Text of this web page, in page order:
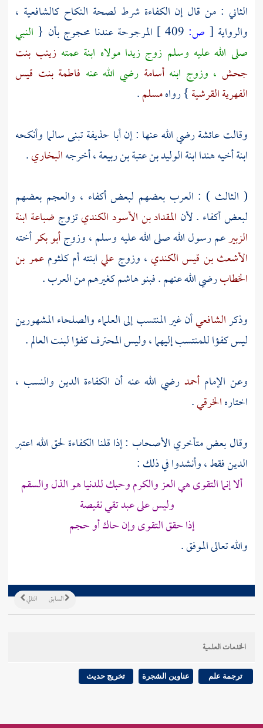
الثاني : من قال إن الكفاءة شرط لصحة النكاح كالشافعية ،
والرواية [ ص: المرجوحة عندنا محجوج بأن { النبي
صلى الله عليه وسلم زوج زيدامولاه ابنة عمتهزينب بنت
جحش ، وزوج ابنهأسامة رضي الله عنه فاطمة بنت قيس
الفهرية القرشية} رواهمسلم.
وقالتعائشةرضي الله عنها : إنأبا حذيفةتبنىسالما وأنكحه
ابنة أخيههندا ابنة الوليد بن عتبة بن ربيعة، أخرجهالبخاري.
( الثالث ) : العرب بعضهم لبعض أكفاء ، والعجم بعضهم
لبعض أكفاء . لأن المقداد بن الأسود الكنديتزوج ضباعة ابنة
الزبيرعم رسول الله صلى الله عليه وسلم ، وزوجأبو بكرأخته
الأشعث بن قيس الكندي ، وزوج عليابنتهأم كلثومعمر بن
الخطابرضي الله عنهم .فبنو هاشمكغيرهم من العرب .
وذكرالشافعيأن غير المنتسب إلى العلماء والصلحاء المشهورين
ليس كفؤا للمنتسب إليهما ، وليس المحترف كفؤا لبنت العالم .
وعن الإمامأحمدرضي الله عنه أن الكفاءة الدين والنسب ،
اختارهالخرقي.
وقال بعض متأخري الأصحاب : إذا قلنا الكفاءة لحق الله اعتبر
الدين فقط ، وأنشدوا في ذلك :
ألا إنما التقوى هي العز والكرم وحبك للدنيا هو الذل والسقم
وليس على عبد تقي نقيصة
إذا حقق التقوى وإن حاك أو حجم
والله تعالى الموفق .
التالي السابق
الخدمات العلمية
ترجمة علم عناوين الشجرة تخريج حديث